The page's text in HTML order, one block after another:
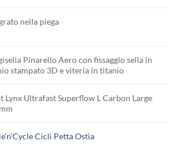
nella piega
Pinarello Aero con fissaggio sella in
stampato 3D e viteria in titanio
Lynx Ultrafast Superflow L Carbon Large
Cicli Petta Ostia